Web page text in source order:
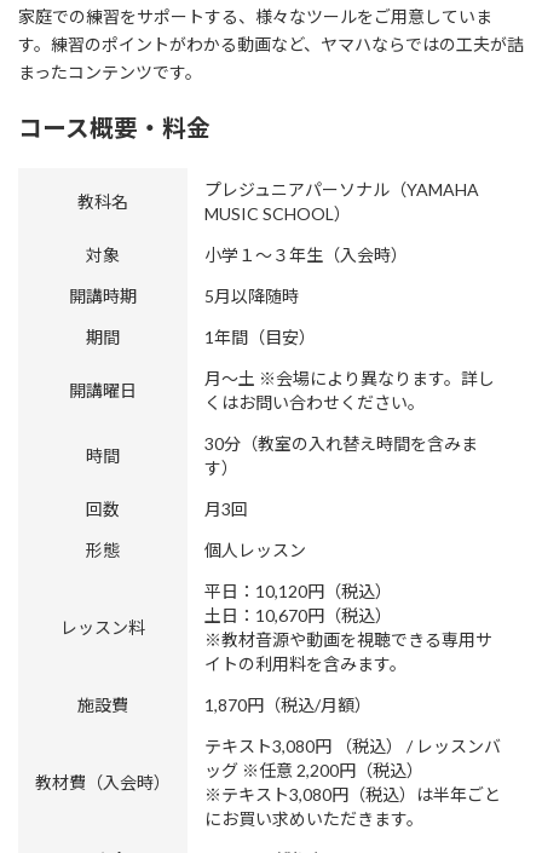
家庭での練習をサポートする、様々なツールをご用意していま
す。練習のポイントがわかる動画など、ヤマハならではの工夫が詰
まったコンテンツです。
コース概要・料金
教科名
プレジュニアパーソナル（YAMAHA
MUSIC SCHOOL）
対象
小学１～３年生（入会時）
開講時期
5月以降随時
期間
1年間（目安）
開講曜日
月〜土 ※会場により異なります。詳し
くはお問い合わせください。
時間
30分（教室の入れ替え時間を含みま
す）
回数
月3回
形態
個人レッスン
レッスン料
平日：10,120円（税込）
土日：10,670円（税込）
※教材音源や動画を視聴できる専用サ
イトの利用料を含みます。
施設費
1,870円（税込/月額）
教材費（入会時）
テキスト3,080円 （税込） / レッスンバ
ッグ ※任意 2,200円（税込）
※テキスト3,080円（税込）は半年ごと
にお買い求めいただきます。